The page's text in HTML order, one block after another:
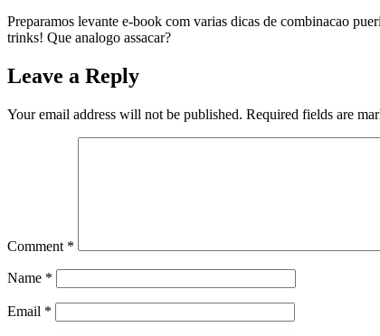
Preparamos levante e-book com varias dicas de combinacao
trinks! Que analogo assacar?
Leave a Reply
Your email address will not be published. Required fields are
Comment *
Name *
Email *